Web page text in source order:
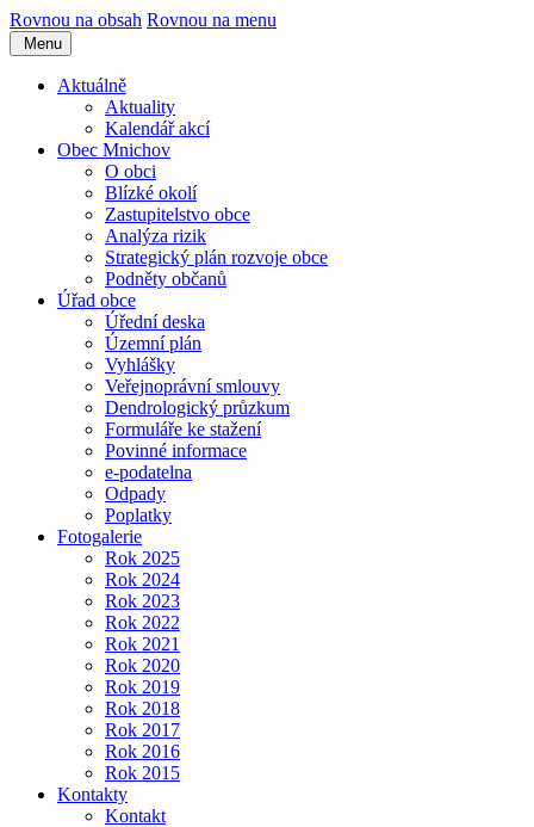
Rovnou na obsah Rovnou na menu
Menu
Aktuálně
Aktuality
Kalendář akcí
Obec Mnichov
O obci
Blízké okolí
Zastupitelstvo obce
Analýza rizik
Strategický plán rozvoje obce
Podněty občanů
Úřad obce
Úřední deska
Územní plán
Vyhlášky
Veřejnoprávní smlouvy
Dendrologický průzkum
Formuláře ke stažení
Povinné informace
e-podatelna
Odpady
Poplatky
Fotogalerie
Rok 2025
Rok 2024
Rok 2023
Rok 2022
Rok 2021
Rok 2020
Rok 2019
Rok 2018
Rok 2017
Rok 2016
Rok 2015
Kontakty
Kontakt